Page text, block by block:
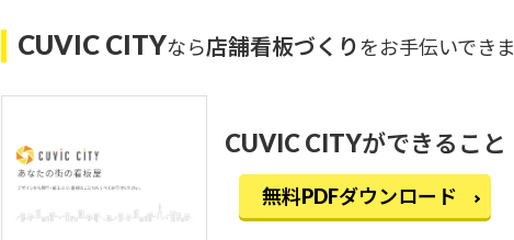
CUVIC CITYなら店舗看板づくりをお手伝いでき
CUVIC CITYができること
無料PDFダウンロード